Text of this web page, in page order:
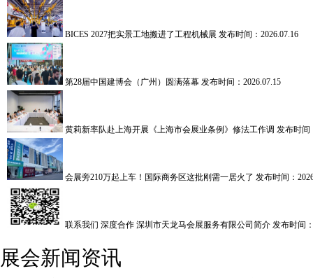
BICES 2027把实景工地搬进了工程机械展 发布时间：2026.07.16
第28届中国建博会（广州）圆满落幕 发布时间：2026.07.15
黄莉新率队赴上海开展《上海市会展业条例》修法工作调 发布时间
会展旁210万起上车！国际商务区这批刚需一居火了 发布时间：
联系我们 深度合作 深圳市天龙马会展服务有限公司简介 发布时间
展会新闻资讯